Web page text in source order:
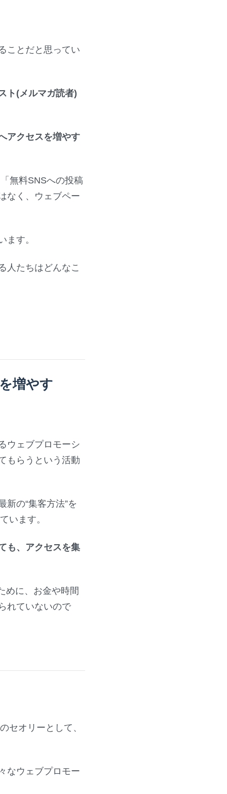
ことだと思ってい
ト(メルマガ読者)
アクセスを増やす
無料SNSへの投稿
なく、ウェブペー
ます。
人たちはどんなこ
増やす
ウェブプロモーシ
もらうという活動
の“集客方法”を
います。
も、アクセスを集
めに、お金や時間
れていないので
セオリーとして、
なウェブプロモー